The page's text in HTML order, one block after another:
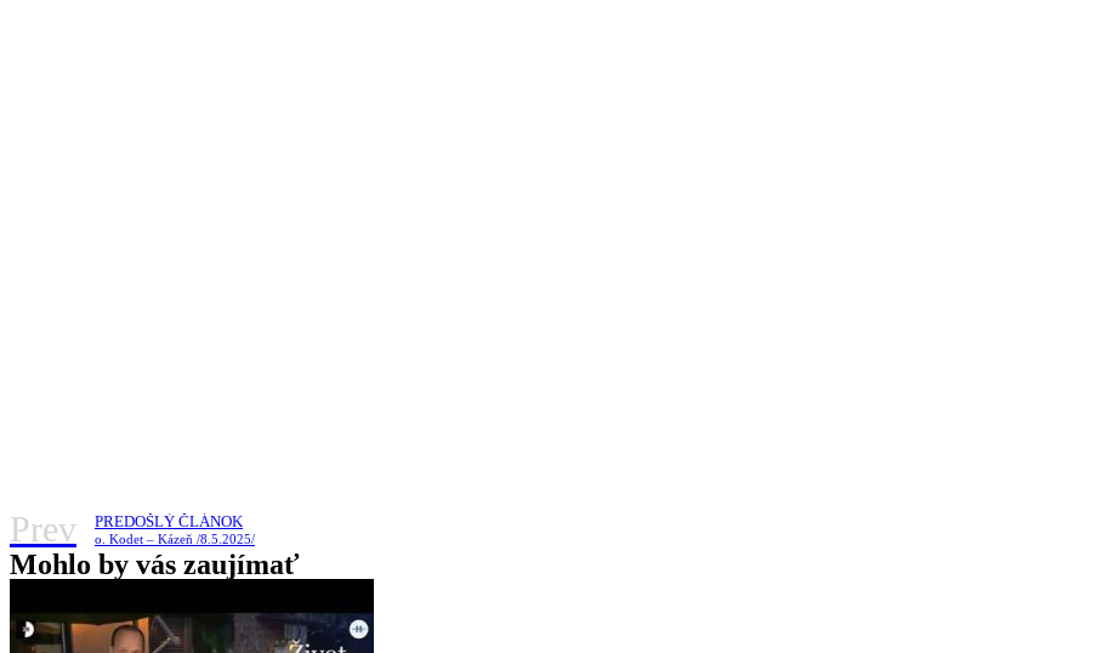
Prev PREDOŠLÝ ČLÁNOK
o. Kodet – Kázeň /8.5.2025/
Mohlo by vás zaujímať